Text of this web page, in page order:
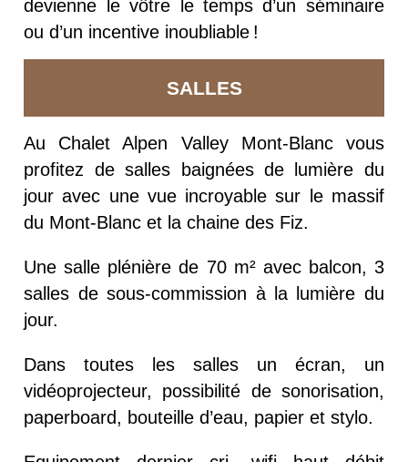
devienne le vôtre le temps d’un séminaire
ou d’un incentive inoubliable !
SALLES
Au Chalet Alpen Valley Mont-Blanc vous
profitez de salles baignées de lumière du
jour avec une vue incroyable sur le massif
du Mont-Blanc et la chaine des Fiz.
Une salle plénière de 70 m² avec balcon, 3
salles de sous-commission à la lumière du
jour.
Dans toutes les salles un écran, un
vidéoprojecteur, possibilité de sonorisation,
paperboard, bouteille d’eau, papier et stylo.